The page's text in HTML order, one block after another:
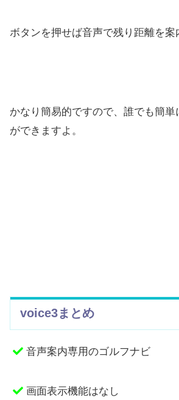
ボタンを押せば音声で残り距離を案
かなり簡易的ですので、誰でも簡単
ができますよ。
voice3まとめ
音声案内専用のゴルフナビ
画面表示機能はなし